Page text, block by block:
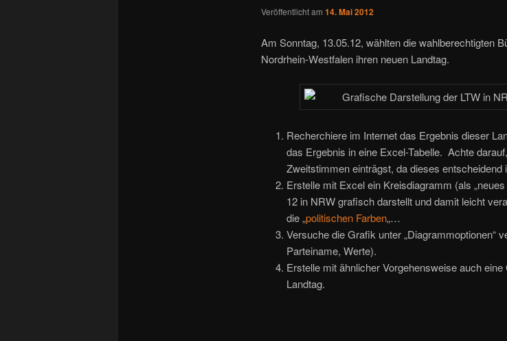
Veröffentlicht am 14. Mai 2012
Am Sonntag, 13.05.12, wählten die wahlberechtigten
Nordrhein-Westfalen ihren neuen Landtag.
Recherchiere im Internet das Ergebnis dieser
das Ergebnis in eine Excel-Tabelle. Achte
Zweitstimmen einträgst, da dieses entscheidend
Erstelle mit Excel ein Kreisdiagramm (als
12 in NRW grafisch darstellt und damit leicht
die „politischen Farben„…
Versuche die Grafik unter „Diagrammoptionen“
Parteiname, Werte).
Erstelle mit ähnlicher Vorgehensweise auch
Landtag.